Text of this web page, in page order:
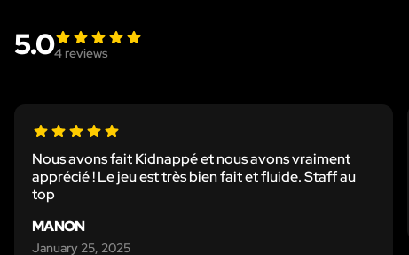
5.04 reviews
Nous avons fait Kidnappé et nous avons vraiment
apprécié ! Le jeu est très bien fait et fluide. Staff au
top
MANON
January 25, 2025